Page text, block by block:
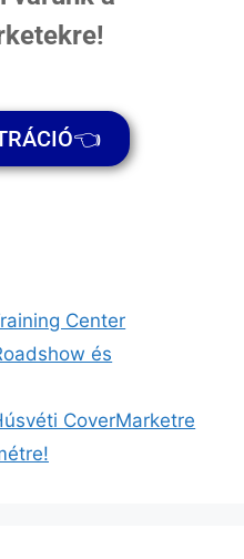
Center
és
CoverMarketre